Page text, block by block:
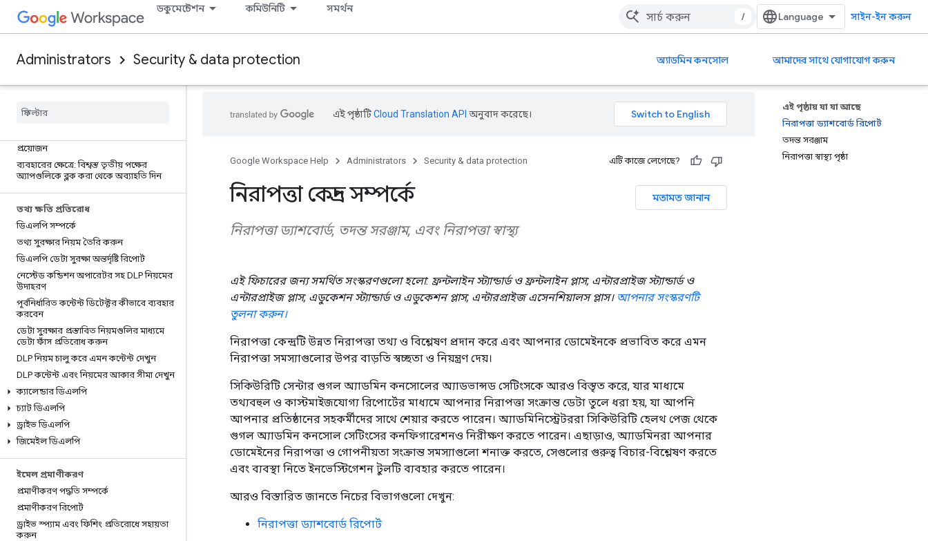
ডকুমেন্টেশন কমিউনিটি সমর্থন
/ সাইন-ইন করুন
Administrators Security & data protection অ্যাডমিন কনসোল আমাদের সাথে যোগাযোগ করুন
কনটেক্সট-অ্যাওয়ার অ্যাক্সেসের মাধ্যমে
আপনার ব্যবসাকে সুরক্ষিত করুন
ব্যবহারের ধরণ: ডিভাইস নীতি প্রয়োগ
ব্যবহারের ধরণ: পাবলিক আইপি অ্যাড্রেস
প্রয়োজন
ব্যবহারের ক্ষেত্রে: বিশ্বস্ত তৃতীয় পক্ষের
অ্যাপগুলিকে ব্লক করা থেকে অব্যাহতি দিন
তথ্য ক্ষতি প্রতিরোধ
ডিএলপি সম্পর্কে
তথ্য সুরক্ষার নিয়ম তৈরি করুন
ডিএলপি ডেটা সুরক্ষা অন্তর্দৃষ্টি রিপোর্ট
নেস্টেড কন্ডিশন অপারেটর সহ DLP নিয়মের
উদাহরণ
পূর্বনির্ধারিত কন্টেন্ট ডিটেক্টর কীভাবে ব্যবহার
করবেন
ডেটা সুরক্ষার প্রস্তাবিত নিয়মগুলির মাধ্যমে
ডেটা ফাঁস প্রতিরোধ করুন
DLP নিয়ম চালু করে এমন কন্টেন্ট দেখুন
DLP কন্টেন্ট এবং নিয়মের আকার সীমা দেখুন
ক্যালেন্ডার ডিএলপি
চ্যাট ডিএলপি
ড্রাইভ ডিএলপি
জিমেইল ডিএলপি
ইমেল প্রমাণীকরণ
প্রমাণীকরণ পদ্ধতি সম্পর্কে
প্রমাণীকরণ রিপোর্ট
ড্রাইভ স্প্যাম এবং ফিশিং প্রতিরোধে সহায়তা
করুন
এই পৃষ্ঠায় যা যা আছে
নিরাপত্তা ড্যাশবোর্ড রিপোর্ট
তদন্ত সরঞ্জাম
নিরাপত্তা স্বাস্থ্য পৃষ্ঠা
এই পৃষ্ঠাটিCloud Translation API অনুবাদ করেছে।
Google Workspace Help Administrators Security & data protection এটি কাজে লেগেছে?
মতামত জানান
নিরাপত্তা কেন্দ্র সম্পর্কে
নিরাপত্তা ড্যাশবোর্ড, তদন্ত সরঞ্জাম, এবং নিরাপত্তা স্বাস্থ্য
এই ফিচারের জন্য সমর্থিত সংস্করণগুলো হলো: ফ্রন্টলাইন স্ট্যান্ডার্ড ও ফ্রন্টলাইন প্লাস; এন্টারপ্রাইজ স্ট্যান্ডার্ড ও
এন্টারপ্রাইজ প্লাস; এডুকেশন স্ট্যান্ডার্ড ও এডুকেশন প্লাস; এন্টারপ্রাইজ এসেনশিয়ালস প্লাস। আপনার সংস্করণটি
তুলনা করুন।
নিরাপত্তা কেন্দ্রটি উন্নত নিরাপত্তা তথ্য ও বিশ্লেষণ প্রদান করে এবং আপনার ডোমেইনকে প্রভাবিত করে এমন
নিরাপত্তা সমস্যাগুলোর উপর বাড়তি স্বচ্ছতা ও নিয়ন্ত্রণ দেয়।
সিকিউরিটি সেন্টার গুগল অ্যাডমিন কনসোলের অ্যাডভান্সড সেটিংসকে আরও বিস্তৃত করে, যার মাধ্যমে
তথ্যবহুল ও কাস্টমাইজযোগ্য রিপোর্টের মাধ্যমে আপনার নিরাপত্তা সংক্রান্ত ডেটা তুলে ধরা হয়, যা আপনি
আপনার প্রতিষ্ঠানের সহকর্মীদের সাথে শেয়ার করতে পারেন। অ্যাডমিনিস্ট্রেটররা সিকিউরিটি হেলথ পেজ থেকে
গুগল অ্যাডমিন কনসোল সেটিংসের কনফিগারেশনও নিরীক্ষণ করতে পারেন। এছাড়াও, অ্যাডমিনরা আপনার
ডোমেইনের নিরাপত্তা ও গোপনীয়তা সংক্রান্ত সমস্যাগুলো শনাক্ত করতে, সেগুলোর গুরুত্ব বিচার-বিশ্লেষণ করতে
এবং ব্যবস্থা নিতে ইনভেস্টিগেশন টুলটি ব্যবহার করতে পারেন।
আরও বিস্তারিত জানতে নিচের বিভাগগুলো দেখুন:
নিরাপত্তা ড্যাশবোর্ড রিপোর্ট